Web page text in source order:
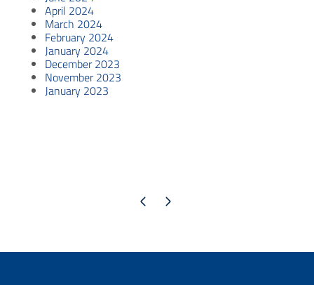
April 2024
March 2024
February 2024
January 2024
December 2023
November 2023
January 2023
Previous pageNext page